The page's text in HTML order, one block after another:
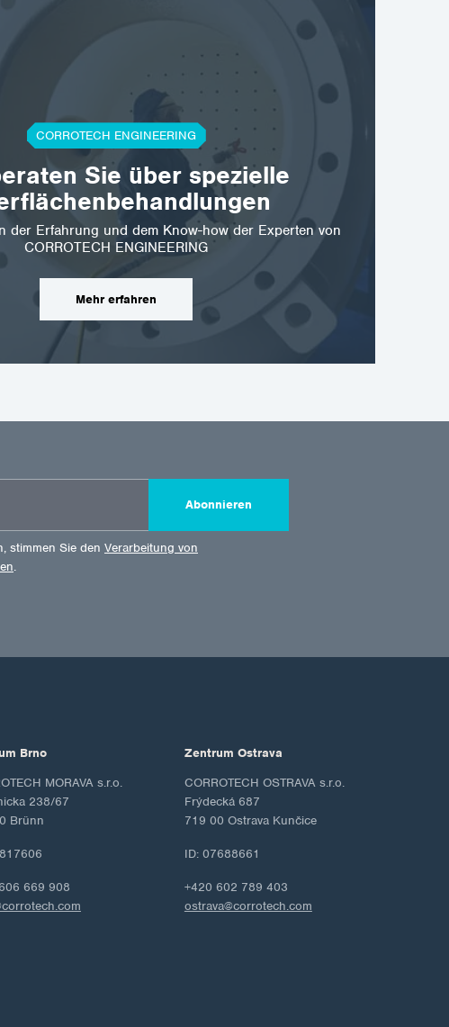
CORROTECH ENGINEERING
Sie über spezielle
der Erfahrung und dem Know-how der Experten von
CORROTECH ENGINEERING
Mehr erfahren
Abonnieren
stimmen Sie den Verarbeitung von
.
Brno
MORAVA s.r.o.
238/67
Brünn
669 908
Zentrum Ostrava
CORROTECH OSTRAVA s.r.o.
Frýdecká 687
719 00 Ostrava Kunčice
ID: 07688661
+420 602 789 403
ostrava@corrotech.com